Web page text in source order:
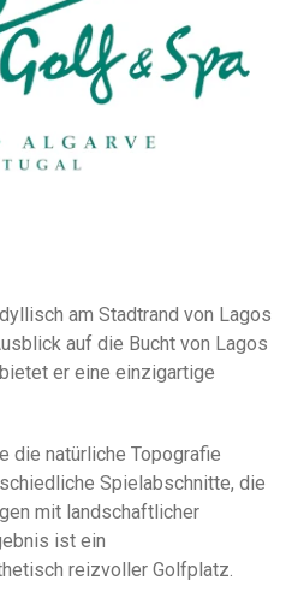
am Stadtrand von Lagos
auf die Bucht von Lagos
er eine einzigartige
die natürliche Topografie
Spielabschnitte, die
mit landschaftlicher
ist ein
reizvoller Golfplatz.